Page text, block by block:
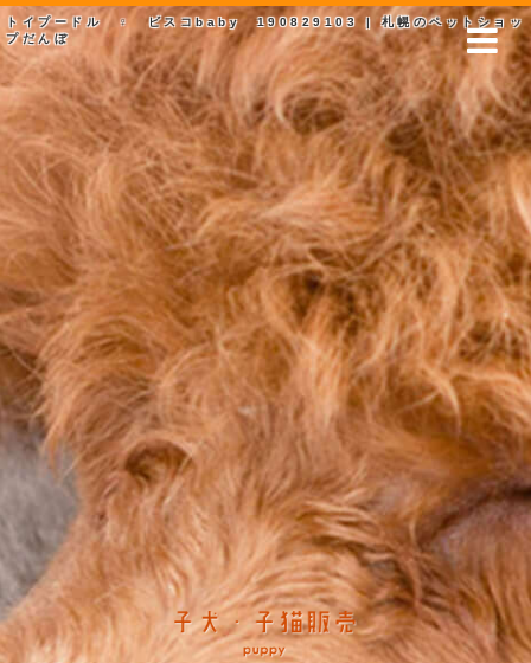
トイプードル ♀ ビスコbaby 190829103 | 札幌のペットショッ
プだんぼ